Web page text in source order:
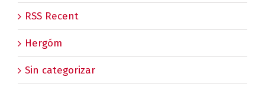
RSS Recent
Hergóm
Sin categorizar